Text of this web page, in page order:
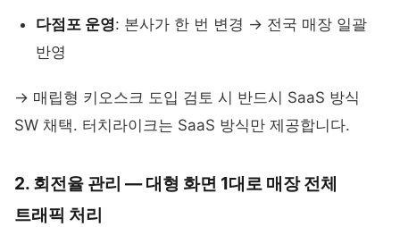
다점포 운영: 본사가 한 번 변경 → 전국 매장 일괄
반영
→ 매립형 키오스크 도입 검토 시 반드시 SaaS 방식
SW 채택. 터치라이크는 SaaS 방식만 제공합니다.
2. 회전율 관리 — 대형 화면 1대로 매장 전체
트래픽 처리